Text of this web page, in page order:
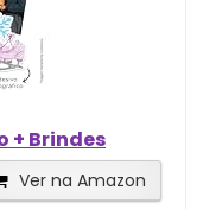
+ Brindes
Ver na Amazon